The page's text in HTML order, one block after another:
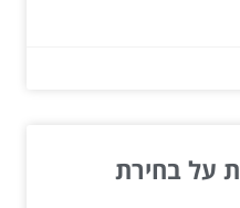
על בחירת